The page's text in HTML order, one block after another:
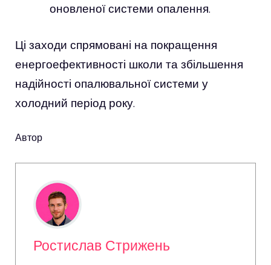
оновленої системи опалення.
Ці заходи спрямовані на покращення
енергоефективності школи та збільшення
надійності опалювальної системи у
холодний період року.
Автор
Ростислав Стрижень